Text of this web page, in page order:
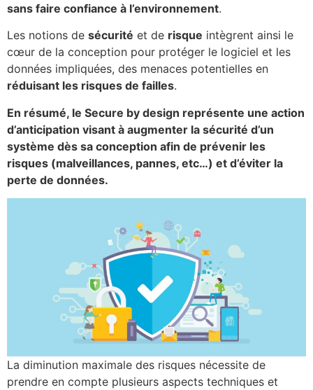
sans faire confiance à l’environnement.
Les notions de sécurité et de risque intègrent ainsi le
cœur de la conception pour protéger le logiciel et les
données impliquées, des menaces potentielles en
réduisant les risques de failles.
En résumé, le Secure by design représente une action
d’anticipation visant à augmenter la sécurité d’un
système dès sa conception afin de prévenir les
risques (malveillances, pannes, etc…) et d’éviter la
perte de données.
La diminution maximale des risques nécessite de
prendre en compte plusieurs aspects techniques et